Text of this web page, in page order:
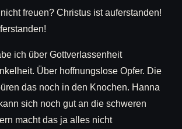
freuen? Christus ist auferstanden!
ich über Gottverlassenheit
Über hoffnungslose Opfer. Die
das noch in den Knochen. Hanna
sich noch gut an die schweren
macht das ja alles nicht